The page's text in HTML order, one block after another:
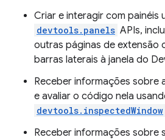
Criar e interagir com painéis
devtools.panels APIs,
outras páginas de extensão
barras laterais à janela do
Receber informações sobre
e avaliar o código nela
devtools.inspectedWindow
Receber informações sobre